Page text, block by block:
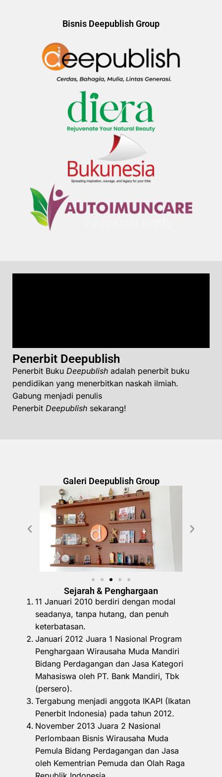
Bisnis Deepublish Group
Penerbit Deepublish
Penerbit Buku Deepublish adalah penerbit buku
pendidikan yang menerbitkan naskah ilmiah.
Gabung menjadi penulis
Penerbit Deepublish sekarang!
Galeri Deepublish Group
Sejarah & Penghargaan
11 Januari 2010 berdiri dengan modal
seadanya, tanpa hutang, dan penuh
keterbatasan.
Januari 2012 Juara 1 Nasional Program
Penghargaan Wirausaha Muda Mandiri
Bidang Perdagangan dan Jasa Kategori
Mahasiswa oleh PT. Bank Mandiri, Tbk
(persero).
Tergabung menjadi anggota IKAPI (Ikatan
Penerbit Indonesia) pada tahun 2012.
November 2013 Juara 2 Nasional
Perlombaan Bisnis Wirausaha Muda
Pemula Bidang Perdagangan dan Jasa
oleh Kementrian Pemuda dan Olah Raga